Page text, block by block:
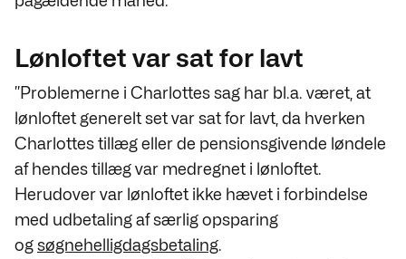
Lønloftet var sat for lavt
”Problemerne i Charlottes sag har bl.a. været, at
lønloftet generelt set var sat for lavt, da hverken
Charlottes tillæg eller de pensionsgivende løndele
af hendes tillæg var medregnet i lønloftet.
Herudover var lønloftet ikke hævet i forbindelse
med udbetaling af særlig opsparing
ogsøgnehelligdagsbetaling.